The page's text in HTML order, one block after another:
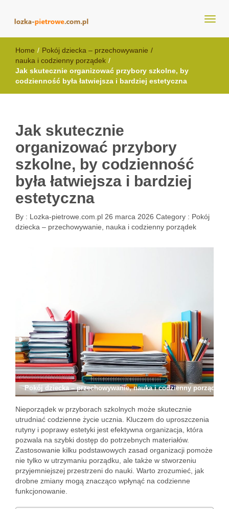
lozka-pietrowe.com.pl
Home / Pokój dziecka – przechowywanie /
nauka i codzienny porządek /
Jak skutecznie organizować przybory szkolne, by
codzienność była łatwiejsza i bardziej estetyczna
Jak skutecznie
organizować przybory
szkolne, by codzienność
była łatwiejsza i bardziej
estetyczna
By : Lozka-pietrowe.com.pl 26 marca 2026 Category : Pokój
dziecka – przechowywanie, nauka i codzienny porządek
Pokój dziecka – przechowywanie, nauka i codzienny porządek
Nieporządek w przyborach szkolnych może skutecznie
utrudniać codzienne życie ucznia. Kluczem do uproszczenia
rutyny i poprawy estetyki jest efektywna organizacja, która
pozwala na szybki dostęp do potrzebnych materiałów.
Zastosowanie kilku podstawowych zasad organizacji pomoże
nie tylko w utrzymaniu porządku, ale także w stworzeniu
przyjemniejszej przestrzeni do nauki. Warto zrozumieć, jak
drobne zmiany mogą znacząco wpłynąć na codzienne
funkcjonowanie.